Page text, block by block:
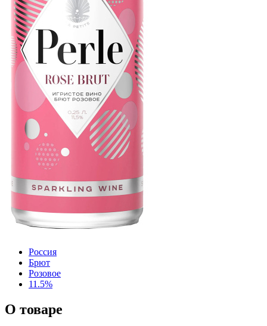
Россия
Брют
Розовое
11.5%
О товаре